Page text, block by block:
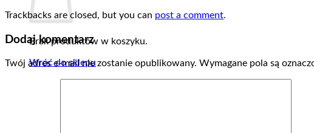
Brak produktów w koszyku.
Wróć do sklepu
Trackbacks are closed, but you can post a comment.
Dodaj komentarz
Twój adres e-mail nie zostanie opublikowany. Wymagane pola są